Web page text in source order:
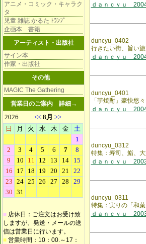
アニメ・コミック・キャラク
タ
児童 雑誌 かるた ﾄﾗﾝﾌﾟ
企画本 書籍
アーティスト・出版社
サイン本
作家・出版社
その他
MAGIC The Gathering
営業日のご案内 詳細→
■ 店休日：ご注文はお受け致
しますが、発送・メールの送
信は営業日に行います。
■ 営業時間：10：00.～17：
ｄａｎｃｙｕ
duncyu_0402
行きたい街、旨い旅
ｄａｎｃｙｕ
duncyu_0401
「芋焼酎」豪快悠々
ｄａｎｃｙｕ
duncyu_0312
特集：寿司、鮨、
ｄａｎｃｙｕ
duncyu_0311
特集：実りの「和
ｄａｎｃｙｕ